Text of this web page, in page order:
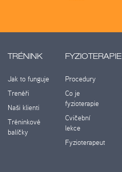
TRÉNINK
Jak to funguje
Trenéři
Naši klienti
Tréninkové
balíčky
FYZIOTERAPIE
Procedury
Co je
fyzioterapie
Cvičební
lekce
Fyzioterapeut